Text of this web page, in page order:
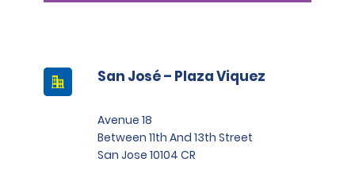
San José – Plaza Viquez
Avenue 18
Between 11th And 13th Street
San Jose 10104 CR